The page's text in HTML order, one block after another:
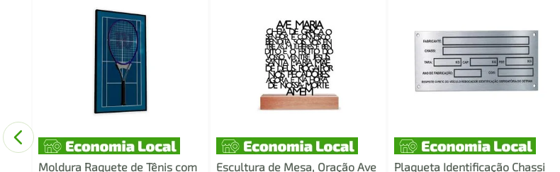
Moldura Raquete de Tênis com
Escultura de Mesa, Oração Ave
Plaqueta Identificação Chassi